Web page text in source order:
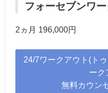
フォーセブンワ
2ヵ月 196,000円
24/7ワークアウト(ト
ーク
無料カウン